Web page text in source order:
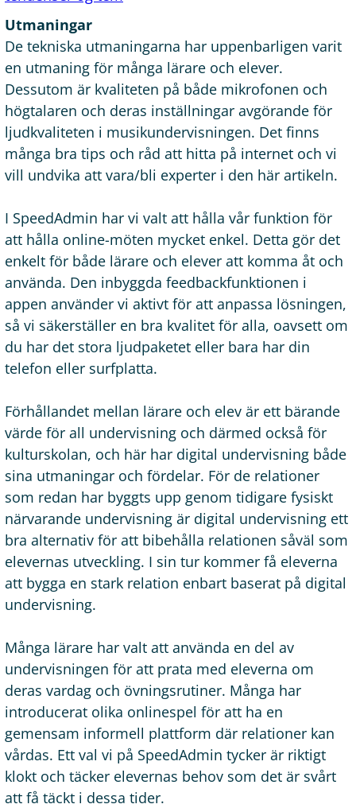
Utmaningar
De tekniska utmaningarna har uppenbarligen varit
en utmaning för många lärare och elever.
Dessutom är kvaliteten på både mikrofonen och
högtalaren och deras inställningar avgörande för
ljudkvaliteten i musikundervisningen. Det finns
många bra tips och råd att hitta på internet och vi
vill undvika att vara/bli experter i den här artikeln.
I SpeedAdmin har vi valt att hålla vår funktion för
att hålla online-möten mycket enkel. Detta gör det
enkelt för både lärare och elever att komma åt och
använda. Den inbyggda feedbackfunktionen i
appen använder vi aktivt för att anpassa lösningen,
så vi säkerställer en bra kvalitet för alla, oavsett om
du har det stora ljudpaketet eller bara har din
telefon eller surfplatta.
Förhållandet mellan lärare och elev är ett bärande
värde för all undervisning och därmed också för
kulturskolan, och här har digital undervisning både
sina utmaningar och fördelar. För de relationer
som redan har byggts upp genom tidigare fysiskt
närvarande undervisning är digital undervisning ett
bra alternativ för att bibehålla relationen såväl som
elevernas utveckling. I sin tur kommer få eleverna
att bygga en stark relation enbart baserat på digital
undervisning.
Många lärare har valt att använda en del av
undervisningen för att prata med eleverna om
deras vardag och övningsrutiner. Många har
introducerat olika onlinespel för att ha en
gemensam informell plattform där relationer kan
vårdas. Ett val vi på SpeedAdmin tycker är riktigt
klokt och täcker elevernas behov som det är svårt
att få täckt i dessa tider.